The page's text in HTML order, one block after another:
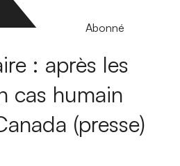
Abonné
: après les
cas humain
(presse)